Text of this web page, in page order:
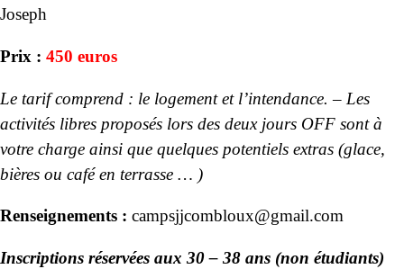
Joseph
Prix : 450 euros
Le tarif comprend : le logement et l’intendance. – Les
activités libres proposés lors des deux jours OFF sont à
votre charge ainsi que quelques potentiels extras (glace,
bières ou café en terrasse … )
Renseignements : campsjjcombloux@gmail.com
Inscriptions réservées aux 30 – 38 ans (non étudiants)